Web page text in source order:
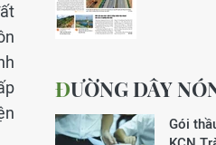
ĐƯỜNG DÂY
Gói